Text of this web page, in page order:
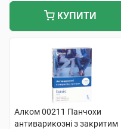
КУПИТИ
Алком 00211 Панчохи
антиварикозні з закритим